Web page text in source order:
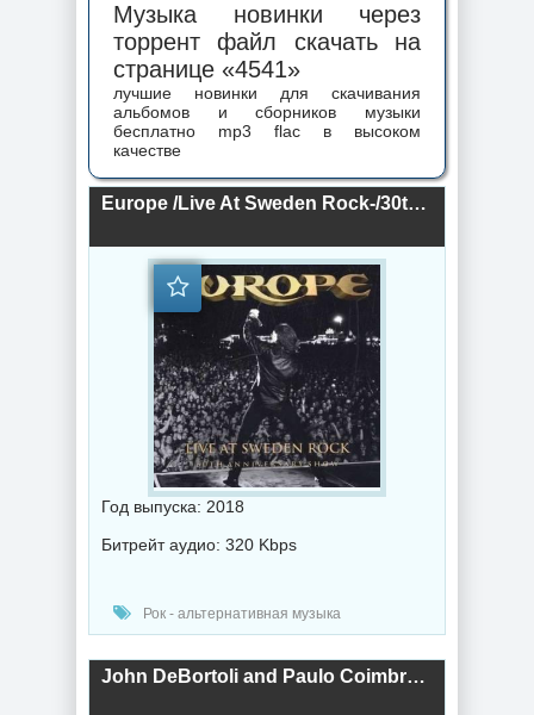
Музыка новинки через
торрент файл скачать на
странице «4541»
лучшие новинки для скачивания
альбомов и сборников музыки
бесплатно mp3 flac в высоком
качестве
Europe /Live At Sweden Rock-/30th Anniversary Show/ (2018) торрент
Год выпуска: 2018
Битрейт аудио: 320 Kbps
Рок - альтернативная музыка
John DeBortoli and Paulo Coimbra - /Rock'n DaBlues/ (2018) торрент